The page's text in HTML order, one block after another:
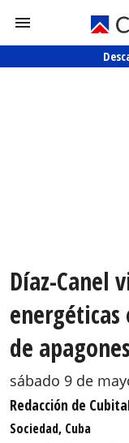
Díaz-Canel
energéticas
de
sábado 9 de
Redacción de
Sociedad, Cuba